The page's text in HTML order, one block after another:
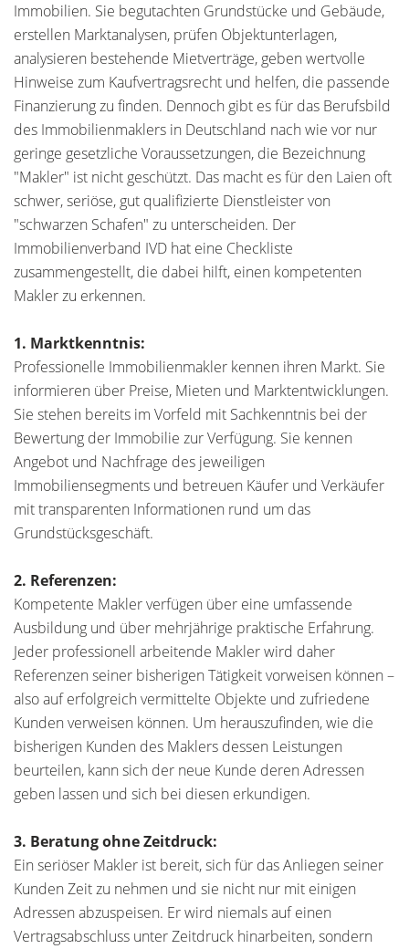
Immobilien. Sie begutachten Grundstücke und Gebäude,
erstellen Marktanalysen, prüfen Objektunterlagen,
analysieren bestehende Mietverträge, geben wertvolle
Hinweise zum Kaufvertragsrecht und helfen, die passende
Finanzierung zu finden. Dennoch gibt es für das Berufsbild
des Immobilienmaklers in Deutschland nach wie vor nur
geringe gesetzliche Voraussetzungen, die Bezeichnung
"Makler" ist nicht geschützt. Das macht es für den Laien oft
schwer, seriöse, gut qualifizierte Dienstleister von
"schwarzen Schafen" zu unterscheiden. Der
Immobilienverband IVD hat eine Checkliste
zusammengestellt, die dabei hilft, einen kompetenten
Makler zu erkennen.
1. Marktkenntnis:
Professionelle Immobilienmakler kennen ihren Markt. Sie
informieren über Preise, Mieten und Marktentwicklungen.
Sie stehen bereits im Vorfeld mit Sachkenntnis bei der
Bewertung der Immobilie zur Verfügung. Sie kennen
Angebot und Nachfrage des jeweiligen
Immobiliensegments und betreuen Käufer und Verkäufer
mit transparenten Informationen rund um das
Grundstücksgeschäft.
2. Referenzen:
Kompetente Makler verfügen über eine umfassende
Ausbildung und über mehrjährige praktische Erfahrung.
Jeder professionell arbeitende Makler wird daher
Referenzen seiner bisherigen Tätigkeit vorweisen können –
also auf erfolgreich vermittelte Objekte und zufriedene
Kunden verweisen können. Um herauszufinden, wie die
bisherigen Kunden des Maklers dessen Leistungen
beurteilen, kann sich der neue Kunde deren Adressen
geben lassen und sich bei diesen erkundigen.
3. Beratung ohne Zeitdruck:
Ein seriöser Makler ist bereit, sich für das Anliegen seiner
Kunden Zeit zu nehmen und sie nicht nur mit einigen
Adressen abzuspeisen. Er wird niemals auf einen
Vertragsabschluss unter Zeitdruck hinarbeiten, sondern